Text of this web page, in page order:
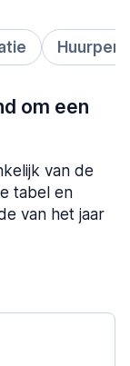
om een
van de
tabel en
van het jaar